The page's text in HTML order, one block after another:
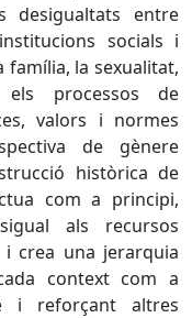
desigualtats entre
socials i
família, la sexualitat,
processos de
valors i normes
de gènere
històrica de
com a principi,
als recursos
i crea una jerarquia
context com a
i reforçant altres